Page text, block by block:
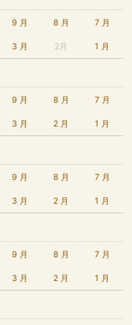
9 月 8 月 7 月
3 月 2月 1 月
9 月 8 月 7 月
3 月 2 月 1 月
9 月 8 月 7 月
3 月 2 月 1 月
9 月 8 月 7 月
3 月 2 月 1 月